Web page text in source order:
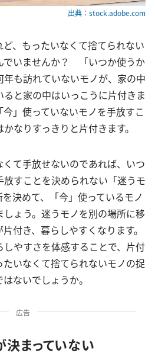
出典：stock.adobe.com
、もったいなくて捨てられない
でいませんか？ 「いつか使うか
も訪れていないモノが、家の中
と家の中はいっこうに片付きま
」使っていないモノを手放すこ
なりすっきりと片付きます。
て手放せないのであれば、いつ
すことを決められない「迷うモ
決めて、「今」使っているモノ
しょう。迷うモノを別の場所に移
付き、暮らしやすくなります。
やすさを体感することで、片付
いなくて捨てられないモノの捉
ないでしょうか。
広告
決まっていない